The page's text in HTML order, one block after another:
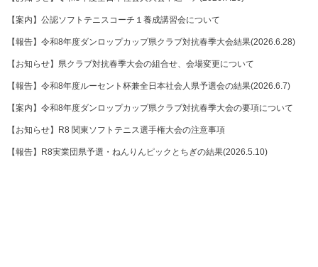
【案内】公認ソフトテニスコーチ１養成講習会について
【報告】令和8年度ダンロップカップ県クラブ対抗春季大会結果(2026.6.28)
【お知らせ】県クラブ対抗春季大会の組合せ、会場変更について
【報告】令和8年度ルーセント杯兼全日本社会人県予選会の結果(2026.6.7)
【案内】令和8年度ダンロップカップ県クラブ対抗春季大会の要項について
【お知らせ】R8 関東ソフトテニス選手権大会の注意事項
【報告】R8実業団県予選・ねんりんピックとちぎの結果(2026.5.10)